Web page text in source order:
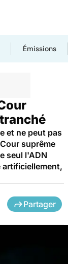
Émissions
et ne peut pas
suprême
seul l'ADN
Partager